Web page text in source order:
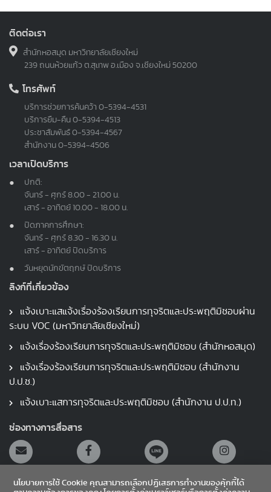
ติดต่อเรา
สำนักหอสมุด มหาวิทยาลัยเชียงใหม่
239 ถนนห้วยแก้ว ต.สุเทพ อ.เมือง จ.เชียงใหม่ 50200
โทรศัพท์
บริการช่วยการค้นคว้า 0-5394-4531
บริการยืม-คืน 0-5394-4513
ประชาสัมพันธ์ 0-5394-4567
สำนักงาน 0-5394-4506
เวลาเปิดบริการ
ปกติ:
จันทร์ - ศุกร์ 8.00 - 21.00 น.
เสาร์ - อาทิตย์ 10.00 - 18.00 น.
ปิดภาคการศึกษา:
จันทร์ - ศุกร์ 8.30 - 16.30 น.
เสาร์ - อาทิตย์ ปิดบริการ
วันหยุดนักขัตฤกษ์ ปิดบริการ
ลิงก์ที่เกี่ยวข้อง
แจ้งเบาะแสแจ้งเรื่องร้องเรียนการทุจริตและประพฤติมิชอบผ่าน
ระบบ VOC (มหาวิทยาลัยเชียงใหม่)
แจ้งเรื่องร้องเรียนการทุจริตและประพฤติมิชอบ (สำนักหอสมุด)
แจ้งเรื่องร้องเรียนการทุจริตและประพฤติมิชอบ (สำนักงาน
ป.ป.ช.)
แจ้งเบาะแสการทุจริตและประพฤติมิชอบ (สำนักงาน ป.ป.ท.)
ช่องทางการสื่อสาร
นโยบายการใช้ Cookie คุณสามารถเลือกปฏิเสธการทำงานของคุ้กกี้ได้